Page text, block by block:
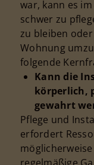
war, kann es
schwer zu
zu bleiben
Wohnung
folgende
Kann die
körperlich,
gewahrt
Pflege und
erfordert
regelmäßige